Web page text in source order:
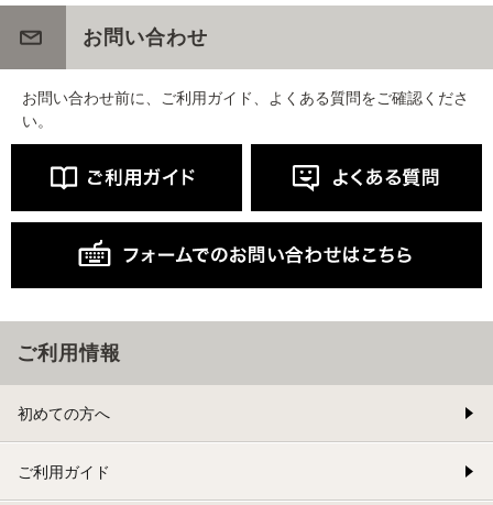
お問い合わせ
お問い合わせ前に、ご利用ガイド、よくある質問をご確認くださ
い。
ご利用情報
初めての方へ
ご利用ガイド